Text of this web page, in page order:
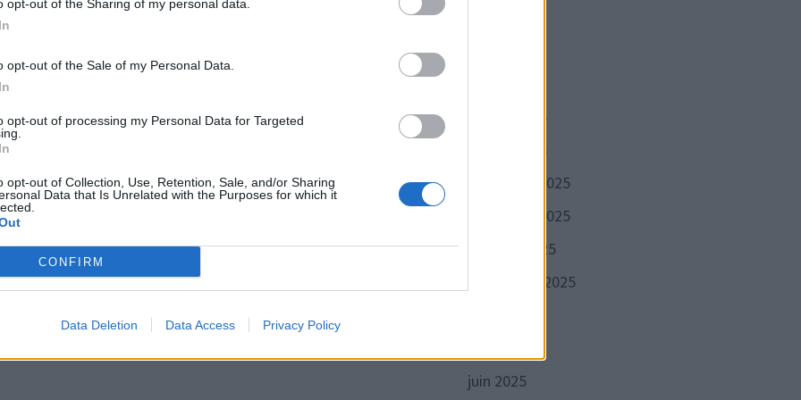
opt-out of the Sharing of my personal data.
opt-out of the Sale of my Personal Data.
opt-out of processing my Personal Data for Targeted
opt-out of Collection, Use, Retention, Sale, and/or Sharing
Data that Is Unrelated with the Purposes for which it
CONFIRM
Data Deletion Data Access Privacy Policy
C’est un excellent moyen de découvrir si cela vous plaît et
ou d’une rencontre dans un pays lointain, profitez des
ajout exotique à votre répertoire.
Plus Âgée
comme une « cougar. » L’expérience pourrait être
février 2026
janvier 2026
décembre 2025
novembre 2025
octobre 2025
septembre 2025
juin 2025